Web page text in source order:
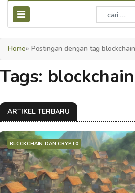
Home» Postingan dengan tag blockchain
Tags: blockchain
ARTIKEL TERBARU
BLOCKCHAIN-DAN-CRYPTO